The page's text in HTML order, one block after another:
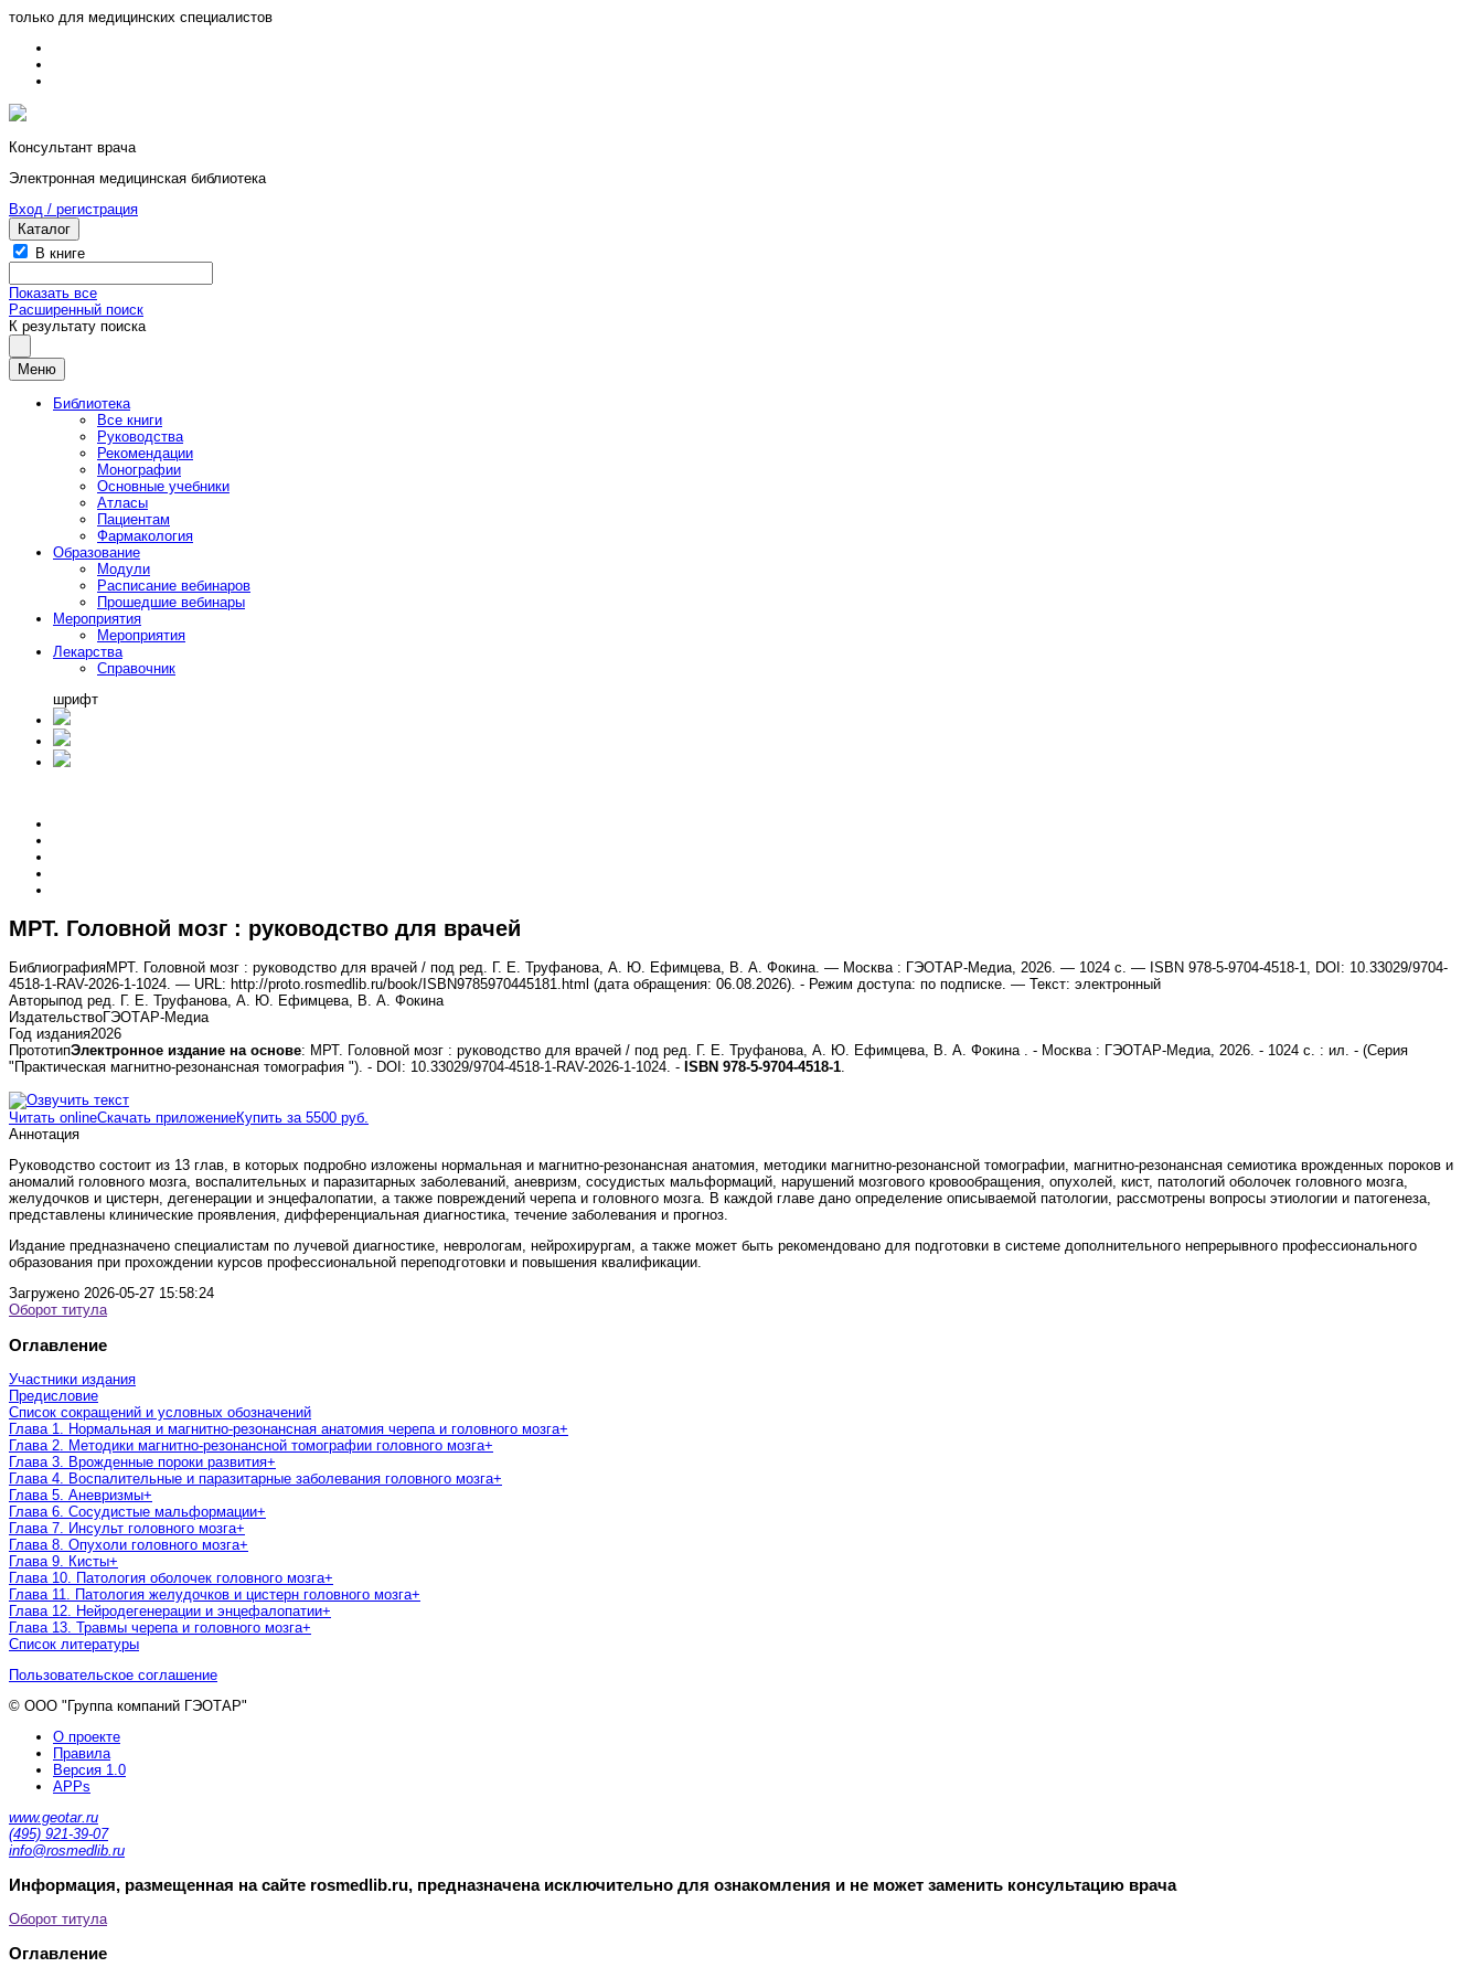
только для медицинских специалистов
Консультант врача
Электронная медицинская библиотека
Вход / регистрация
Каталог
В книге
Показать все
Расширенный поиск
К результату поиска
Меню
Библиотека
Все книги
Руководства
Рекомендации
Монографии
Основные учебники
Атласы
Пациентам
Фармакология
Образование
Модули
Расписание вебинаров
Прошедшие вебинары
Мероприятия
Мероприятия
Лекарства
Справочник
шрифт
МРТ. Головной мозг : руководство для врачей
БиблиографияМРТ. Головной мозг : руководство для врачей / под ред. Г. Е. Труфанова, А. Ю. Ефимцева, В. А. Фокина. — Москва : ГЭОТАР-Медиа, 2026. — 1024 с. — ISBN 978-5-9704-4518-1, DOI: 10.33029/9704-
4518-1-RAV-2026-1-1024. — URL: http://proto.rosmedlib.ru/book/ISBN9785970445181.html (дата обращения: 06.08.2026). - Режим доступа: по подписке. — Текст: электронный
Авторыпод ред. Г. Е. Труфанова, А. Ю. Ефимцева, В. А. Фокина
ИздательствоГЭОТАР-Медиа
Год издания2026
ПрототипЭлектронное издание на основе: МРТ. Головной мозг : руководство для врачей / под ред. Г. Е. Труфанова, А. Ю. Ефимцева, В. А. Фокина . - Москва : ГЭОТАР-Медиа, 2026. - 1024 с. : ил. - (Серия
"Практическая магнитно-резонансная томография "). - DOI: 10.33029/9704-4518-1-RAV-2026-1-1024. - ISBN 978-5-9704-4518-1.
Читать onlineСкачать приложениеКупить за 5500 руб.
Аннотация
Руководство состоит из 13 глав, в которых подробно изложены нормальная и магнитно-резонансная анатомия, методики магнитно-резонансной томографии, магнитно-резонансная семиотика врожденных пороков и
аномалий головного мозга, воспалительных и паразитарных заболеваний, аневризм, сосудистых мальформаций, нарушений мозгового кровообращения, опухолей, кист, патологий оболочек головного мозга,
желудочков и цистерн, дегенерации и энцефалопатии, а также повреждений черепа и головного мозга. В каждой главе дано определение описываемой патологии, рассмотрены вопросы этиологии и патогенеза,
представлены клинические проявления, дифференциальная диагностика, течение заболевания и прогноз.
Издание предназначено специалистам по лучевой диагностике, неврологам, нейрохирургам, а также может быть рекомендовано для подготовки в системе дополнительного непрерывного профессионального
образования при прохождении курсов профессиональной переподготовки и повышения квалификации.
Загружено 2026-05-27 15:58:24
Оборот титула
Оглавление
Участники издания
Предисловие
Список сокращений и условных обозначений
Глава 1. Нормальная и магнитно-резонансная анатомия черепа и головного мозга+
Глава 2. Методики магнитно-резонансной томографии головного мозга+
Глава 3. Врожденные пороки развития+
Глава 4. Воспалительные и паразитарные заболевания головного мозга+
Глава 5. Аневризмы+
Глава 6. Сосудистые мальформации+
Глава 7. Инсульт головного мозга+
Глава 8. Опухоли головного мозга+
Глава 9. Кисты+
Глава 10. Патология оболочек головного мозга+
Глава 11. Патология желудочков и цистерн головного мозга+
Глава 12. Нейродегенерации и энцефалопатии+
Глава 13. Травмы черепа и головного мозга+
Список литературы
Пользовательское соглашение
© ООО "Группа компаний ГЭОТАР"
О проекте
Правила
Версия 1.0
APPs
www.geotar.ru
(495) 921-39-07
info@rosmedlib.ru
Информация, размещенная на сайте rosmedlib.ru, предназначена исключительно для ознакомления и не может заменить консультацию врача
Оборот титула
Оглавление